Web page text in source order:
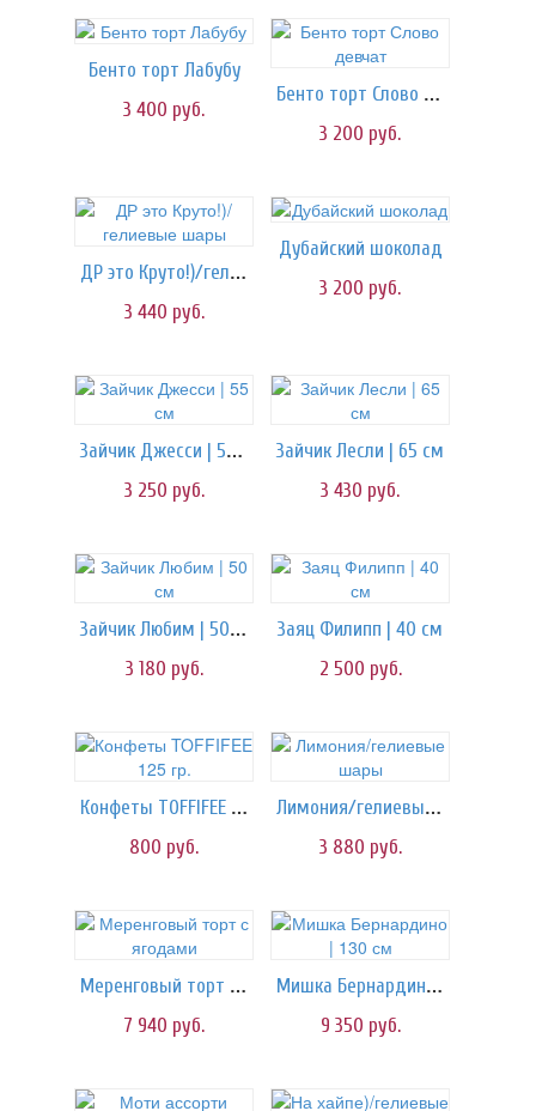
Бенто торт Лабубу
3 400 руб.
Бенто торт Слово девчат
3 200 руб.
ДР это Круто!)/гелиевые шары
3 440 руб.
Дубайский шоколад
3 200 руб.
Зайчик Джесси | 55 см
3 250 руб.
Зайчик Лесли | 65 см
3 430 руб.
Зайчик Любим | 50 см
3 180 руб.
Заяц Филипп | 40 см
2 500 руб.
Конфеты TOFFIFEE 125 гр.
800 руб.
Лимония/гелиевые шары
3 880 руб.
Меренговый торт с ягодами
7 940 руб.
Мишка Бернардино | 130 см
9 350 руб.